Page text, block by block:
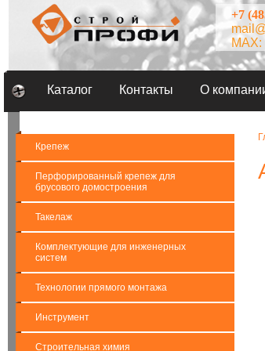
+7
Каталог Контакты О
Крепеж
Перфорированный крепеж для
брусового домостроения
Такелаж
Комплектующие для инженерных
систем
Технологии прямого монтажа
Инструмент
Строительная химия